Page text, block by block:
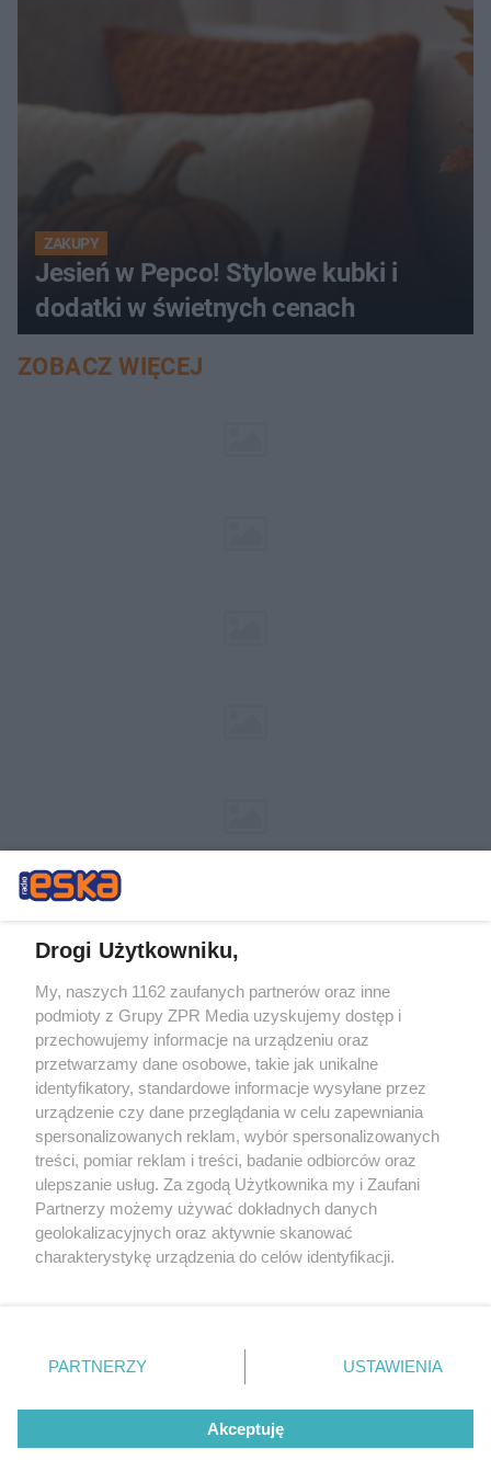
ZAKUPY
Jesień w Pepco! Stylowe kubki i
dodatki w świetnych cenach
ZOBACZ WIĘCEJ
Żaden utwór zamieszczony w serwisie nie może być powielany i
rozpowszechniany lub dalej rozpowszechniany w jakikolwiek sposób (w
tym także elektroniczny lub mechaniczny) na jakimkolwiek polu
eksploatacji w jakiejkolwiek formie, włącznie z umieszczaniem w
Internecie bez pisemnej zgody właściciela praw. Jakiekolwiek użycie lub
wykorzystanie utworów w całości lub w części z naruszeniem prawa,
tzn. bez właściwej zgody, jest zabronione pod groźbą kary i może być
ścigane prawnie.
© 2026 Grupa ZPR Media
Drogi Użytkowniku,
My, naszych 1162 zaufanych partnerów oraz inne
podmioty z Grupy ZPR Media uzyskujemy dostęp i
przechowujemy informacje na urządzeniu oraz
przetwarzamy dane osobowe, takie jak unikalne
identyfikatory, standardowe informacje wysyłane przez
urządzenie czy dane przeglądania w celu zapewniania
spersonalizowanych reklam, wybór spersonalizowanych
treści, pomiar reklam i treści, badanie odbiorców oraz
ulepszanie usług. Za zgodą Użytkownika my i Zaufani
Partnerzy możemy używać dokładnych danych
geolokalizacyjnych oraz aktywnie skanować
charakterystykę urządzenia do celów identyfikacji.
zmienić/wycofać klikając przycisk ustawień prywatności
znajdujący się w lewym dolnym rogu strony
rodzaje przetwarzania danych nie wymagają zgody
użytkownika, ale masz prawo sprzeciwić się takiemu
przetwarzaniu. Preferencje będą miały zastosowanie tylko
PARTNERZY USTAWIENIA
Akceptuję